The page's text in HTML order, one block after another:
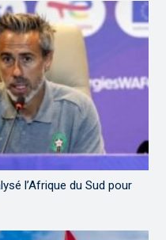
l’Afrique du Sud pour